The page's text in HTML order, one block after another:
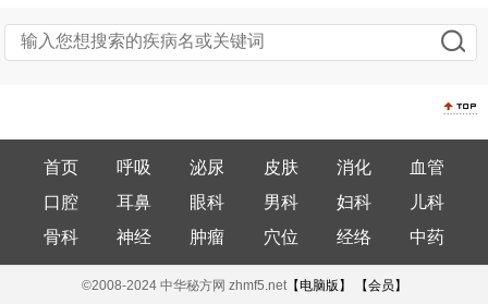
首页 呼吸 泌尿 皮肤 消化
血管
口腔
耳鼻 眼科 男科 妇科
儿科
骨科
神经 肿瘤 穴位 经络 中药
©2008-2024 中华秘方网 zhmf5.net【电脑版】 【会员】